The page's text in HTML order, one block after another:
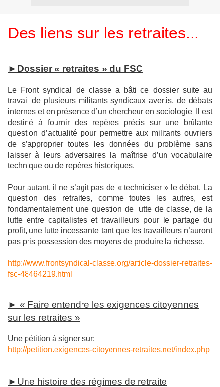
Des liens sur les retraites...
►Dossier « retraites » du FSC
Le Front syndical de classe a bâti ce dossier suite au
travail de plusieurs militants syndicaux avertis, de débats
internes et en présence d’un chercheur en sociologie. Il est
destiné à fournir des repères précis sur une brûlante
question d’actualité pour permettre aux militants ouvriers
de s’approprier toutes les données du problème sans
laisser à leurs adversaires la maîtrise d’un vocabulaire
technique ou de repères historiques.
Pour autant, il ne s’agit pas de « techniciser » le débat. La
question des retraites, comme toutes les autres, est
fondamentalement une question de lutte de classe, de la
lutte entre capitalistes et travailleurs pour le partage du
profit, une lutte incessante tant que les travailleurs n’auront
pas pris possession des moyens de produire la richesse.
http://www.frontsyndical-classe.org/article-dossier-retraites-
fsc-48464219.html
► « Faire entendre les exigences citoyennes
sur les retraites »
Une pétition à signer sur:
http://petition.exigences-citoyennes-retraites.net/index.php
►Une histoire des régimes de retraite